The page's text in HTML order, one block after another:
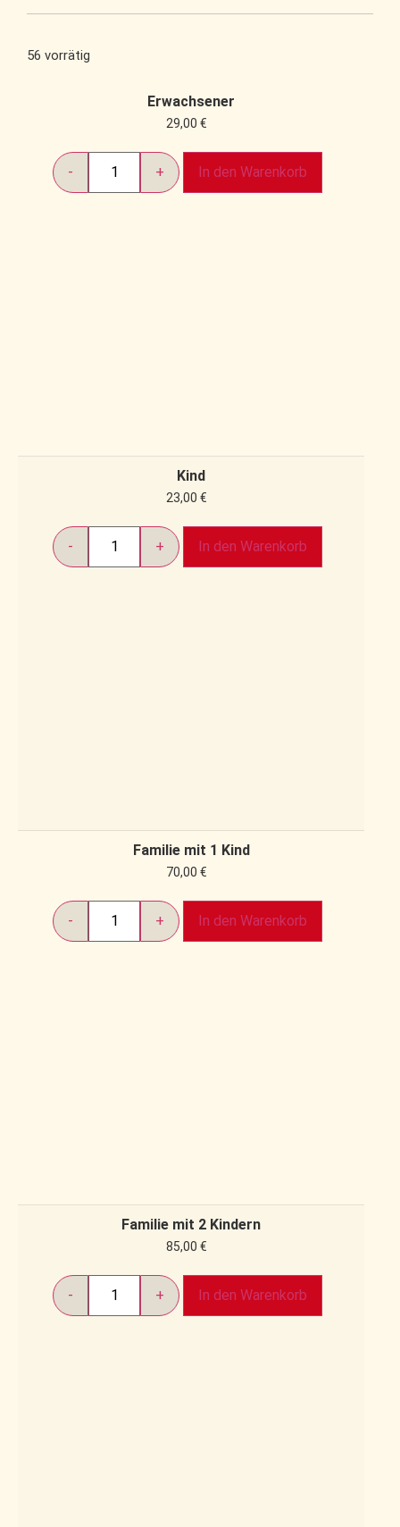
56 vorrätig
Erwachsener
29,00 €
In den Warenkorb
Kind
23,00 €
In den Warenkorb
Familie mit 1 Kind
70,00 €
In den Warenkorb
Familie mit 2 Kindern
85,00 €
In den Warenkorb